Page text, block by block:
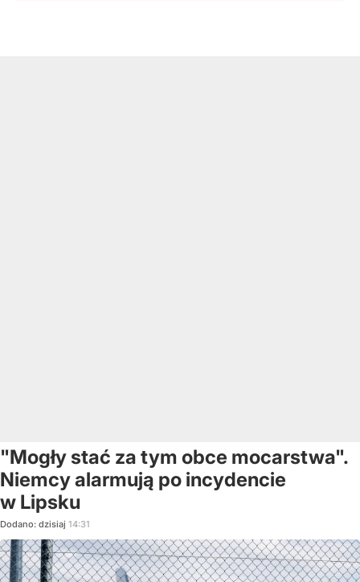
"Mogły stać za tym obce mocarstwa".
Niemcy alarmują po incydencie
w Lipsku
Dodano: dzisiaj 14:31